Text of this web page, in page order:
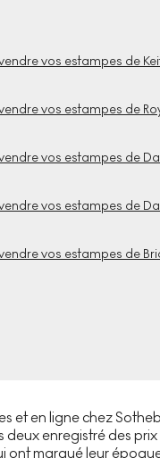
vos estampes de
vos estampes de
vos estampes de
vos estampes de
vos estampes de
et en ligne chez
deux enregistré des
ont marqué leur